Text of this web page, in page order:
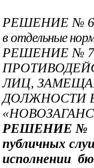
РЕШЕНИЕ №
в отдельные
РЕШЕНИЕ №
ЛИЦ,
ДОЛЖНОСТИ
РЕШЕНИЕ №
публичных
исполнении